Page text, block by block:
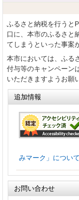
ふるさと納税を行うと
口に、本市のふるさと
てしまうといった事案
本市においては、ふる
付与等のキャンペーン
いただきますようお願
追加情報
みマーク」について
お問い合わせ